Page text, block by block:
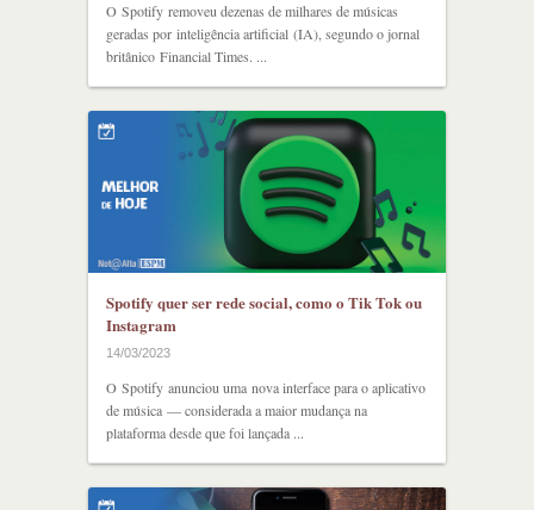
O Spotify removeu dezenas de milhares de músicas
geradas por inteligência artificial (IA), segundo o jornal
britânico Financial Times. ...
Spotify quer ser rede social, como o Tik Tok ou
Instagram
14/03/2023
O Spotify anunciou uma nova interface para o aplicativo
de música — considerada a maior mudança na
plataforma desde que foi lançada ...